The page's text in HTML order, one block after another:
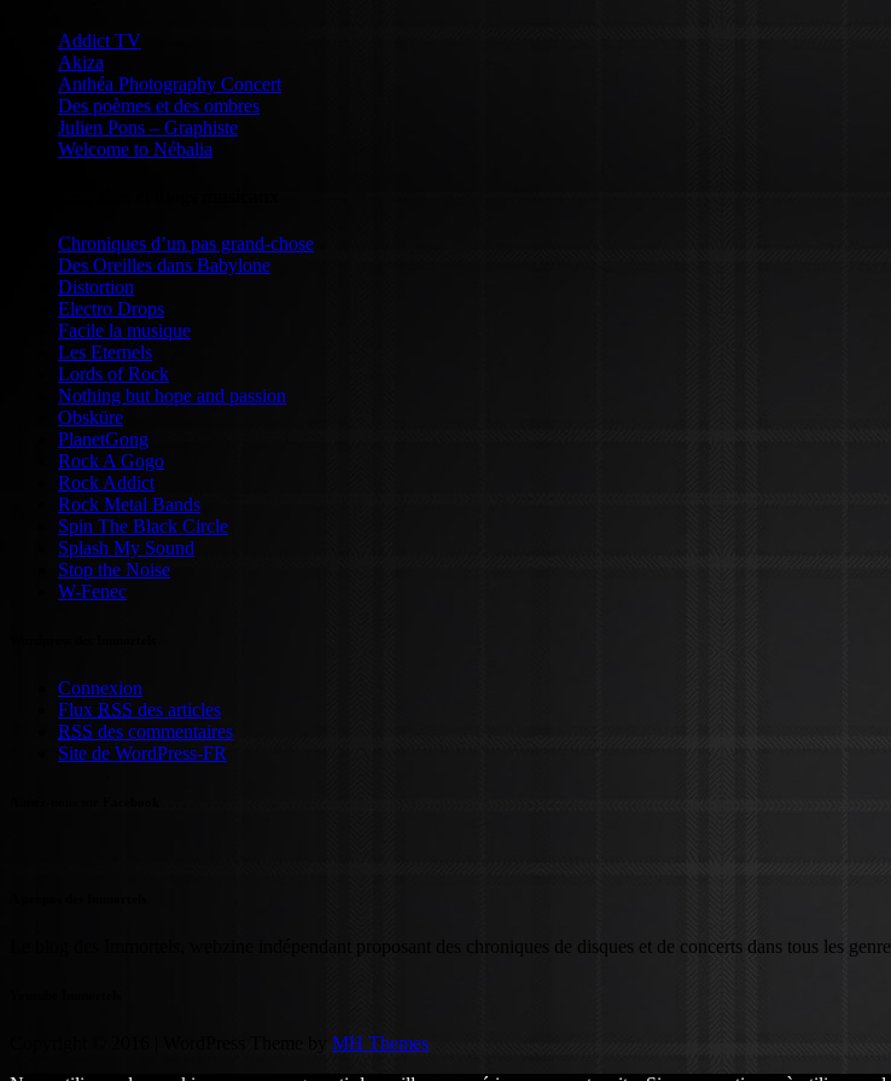
Addict TV
Akiza
Anthéa Photography Concert
Des poèmes et des ombres
Julien Pons – Graphiste
Welcome to Nébalia
Chroniques d’un pas grand-chose
Des Oreilles dans Babylone
Distortion
Electro Drops
Facile la musique
Les Eternels
Lords of Rock
Nothing but hope and passion
Obsküre
PlanetGong
Rock A Gogo
Rock Addict
Rock Metal Bands
Spin The Black Circle
Splash My Sound
Stop the Noise
W-Fenec
Connexion
Flux RSS des articles
RSS des commentaires
Site de WordPress-FR
Le blog des Immortels, webzine indépendant proposant des chroniques de disques et de concerts dans tous les
MH Themes